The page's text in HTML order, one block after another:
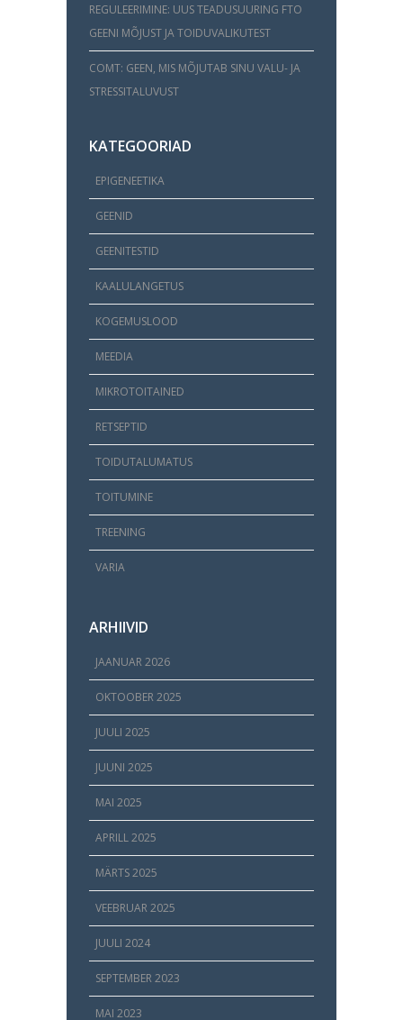
REGULEERIMINE: UUS TEADUSUURING FTO
GEENI MÕJUST JA TOIDUVALIKUTEST
COMT: GEEN, MIS MÕJUTAB SINU VALU- JA
STRESSITALUVUST
KATEGOORIAD
EPIGENEETIKA
GEENID
GEENITESTID
KAALULANGETUS
KOGEMUSLOOD
MEEDIA
MIKROTOITAINED
RETSEPTID
TOIDUTALUMATUS
TOITUMINE
TREENING
VARIA
ARHIIVID
JAANUAR 2026
OKTOOBER 2025
JUULI 2025
JUUNI 2025
MAI 2025
APRILL 2025
MÄRTS 2025
VEEBRUAR 2025
JUULI 2024
SEPTEMBER 2023
MAI 2023